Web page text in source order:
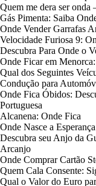
Quem me dera ser
Gás Pimenta: Saiba
Onde Vender Garrafas
Velocidade Furiosa 9:
Descubra Para Onde o
Onde Ficar em
Qual dos Seguintes
Condução para
Onde Fica Óbidos:
Portuguesa
Alcanena: Onde Fica
Onde Nasce a
Descubra seu Anjo da
Arcanjo
Onde Comprar Cartão
Quem Cala Consente:
Qual o Valor do Euro